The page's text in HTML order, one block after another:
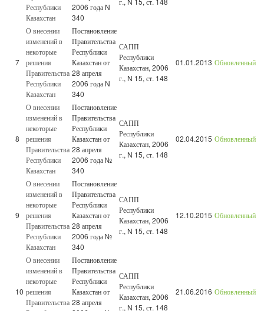
Республики
Казахстан
2006 года N
340
7
О внесении
изменений в
некоторые
решения
Правительства
Республики
Казахстан
Постановление
Правительства
Республики
Казахстан от
28 апреля
2006 года N
340
САПП
Республики
Казахстан, 2006
г., N 15, ст. 148
01.01.2013 Обновленный
8
О внесении
изменений в
некоторые
решения
Правительства
Республики
Казахстан
Постановление
Правительства
Республики
Казахстан от
28 апреля
2006 года №
340
САПП
Республики
Казахстан, 2006
г., N 15, ст. 148
02.04.2015 Обновленный
9
О внесении
изменений в
некоторые
решения
Правительства
Республики
Казахстан
Постановление
Правительства
Республики
Казахстан от
28 апреля
2006 года №
340
САПП
Республики
Казахстан, 2006
г., N 15, ст. 148
12.10.2015 Обновленный
10
О внесении
изменений в
некоторые
решения
Правительства
Постановление
Правительства
Республики
Казахстан от
28 апреля
САПП
Республики
Казахстан, 2006
г., N 15, ст. 148
21.06.2016 Обновленный